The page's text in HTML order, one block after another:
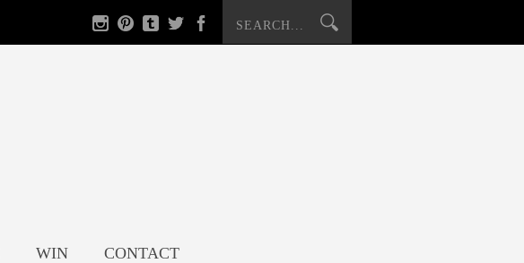
WIN CONTACT